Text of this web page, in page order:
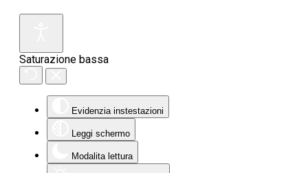
Saturazione bassa
Evidenzia instestazioni
Leggi schermo
Modalita lettura